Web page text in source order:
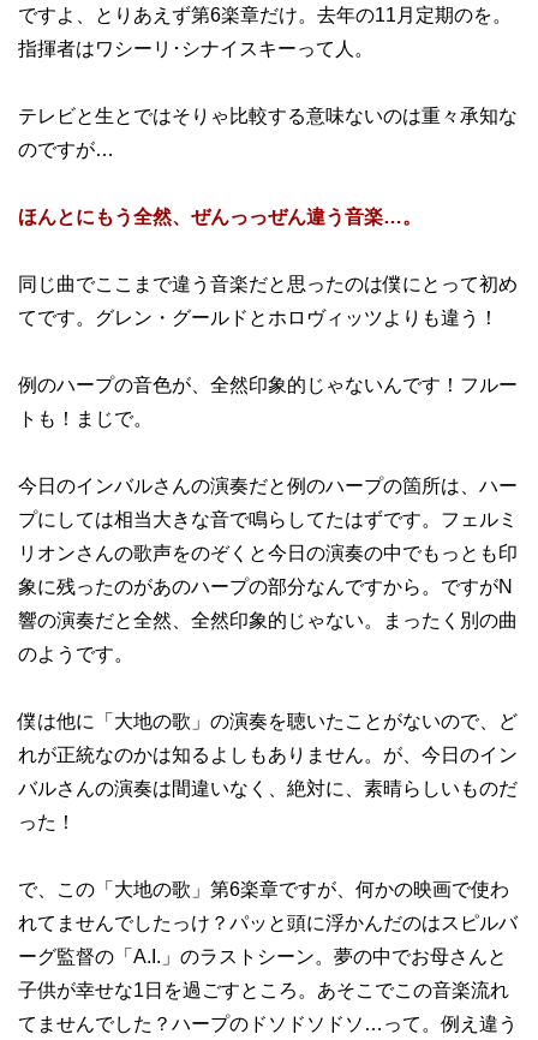
ですよ、とりあえず第6楽章だけ。去年の11月定期のを。
指揮者はワシーリ･シナイスキーって人。
テレビと生とではそりゃ比較する意味ないのは重々承知な
のですが…
ほんとにもう全然、ぜんっっぜん違う音楽…。
同じ曲でここまで違う音楽だと思ったのは僕にとって初め
てです。グレン・グールドとホロヴィッツよりも違う！
例のハープの音色が、全然印象的じゃないんです！フルー
トも！まじで。
今日のインバルさんの演奏だと例のハープの箇所は、ハー
プにしては相当大きな音で鳴らしてたはずです。フェルミ
リオンさんの歌声をのぞくと今日の演奏の中でもっとも印
象に残ったのがあのハープの部分なんですから。ですがN
響の演奏だと全然、全然印象的じゃない。まったく別の曲
のようです。
僕は他に「大地の歌」の演奏を聴いたことがないので、ど
れが正統なのかは知るよしもありません。が、今日のイン
バルさんの演奏は間違いなく、絶対に、素晴らしいものだ
った！
で、この「大地の歌」第6楽章ですが、何かの映画で使わ
れてませんでしたっけ？パッと頭に浮かんだのはスピルバ
ーグ監督の「A.I.」のラストシーン。夢の中でお母さんと
子供が幸せな1日を過ごすところ。あそこでこの音楽流れ
てませんでした？ハープのドソドソドソ…って。例え違う